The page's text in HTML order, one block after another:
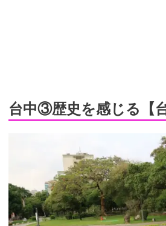
台中③歴史を感じる【